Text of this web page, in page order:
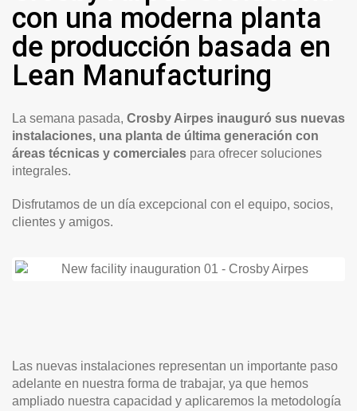
con una moderna planta
de producción basada en
Lean Manufacturing
La semana pasada, Crosby Airpes inauguró sus nuevas
instalaciones, una planta de última generación con
áreas técnicas y comerciales para ofrecer soluciones
integrales.
Disfrutamos de un día excepcional con el equipo, socios,
clientes y amigos.
Las nuevas instalaciones representan un importante paso
adelante en nuestra forma de trabajar, ya que hemos
ampliado nuestra capacidad y aplicaremos la metodología